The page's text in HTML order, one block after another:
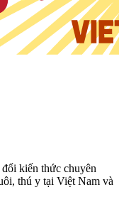
kiến thức chuyên
thú y tại Việt Nam và